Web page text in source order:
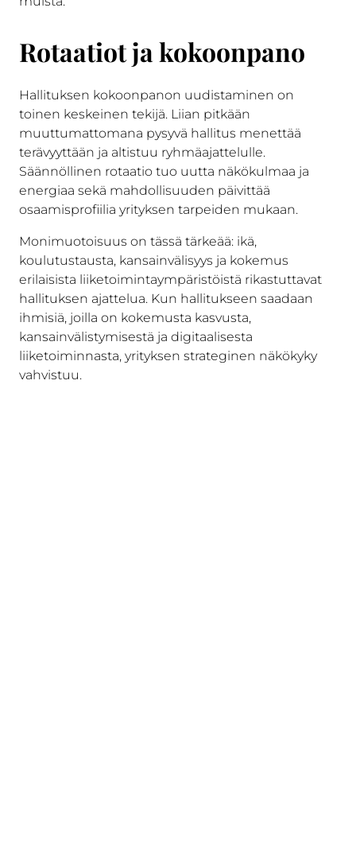
Rotaatiot ja kokoonpano
Hallituksen kokoonpanon uudistaminen on
toinen keskeinen tekijä. Liian pitkään
muuttumattomana pysyvä hallitus menettää
terävyyttään ja altistuu ryhmäajattelulle.
Säännöllinen rotaatio tuo uutta näkökulmaa ja
energiaa sekä mahdollisuuden päivittää
osaamisprofiilia yrityksen tarpeiden mukaan.
Monimuotoisuus on tässä tärkeää: ikä,
koulutustausta, kansainvälisyys ja kokemus
erilaisista liiketoimintaympäristöistä rikastuttavat
hallituksen ajattelua. Kun hallitukseen saadaan
ihmisiä, joilla on kokemusta kasvusta,
kansainvälistymisestä ja digitaalisesta
liiketoiminnasta, yrityksen strateginen näkökyky
vahvistuu.